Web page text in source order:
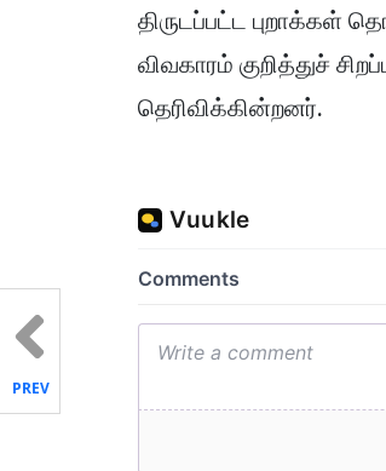
திருடப்பட்ட புறாக்கள்
விவகாரம் குறித்துச்
தெரிவிக்கின்றனர்.
PREV